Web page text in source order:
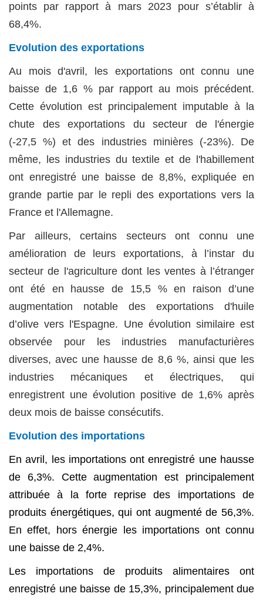
points par rapport à mars 2023 pour s’établir à
68,4%.
Evolution des exportations
Au mois d'avril, les exportations ont connu une
baisse de 1,6 % par rapport au mois précédent.
Cette évolution est principalement imputable à la
chute des exportations du secteur de l'énergie
(-27,5 %) et des industries minières (-23%). De
même, les industries du textile et de l'habillement
ont enregistré une baisse de 8,8%, expliquée en
grande partie par le repli des exportations vers la
France et l'Allemagne.
Par ailleurs, certains secteurs ont connu une
amélioration de leurs exportations, à l’instar du
secteur de l'agriculture dont les ventes à l’étranger
ont été en hausse de 15,5 % en raison d’une
augmentation notable des exportations d'huile
d’olive vers l'Espagne. Une évolution similaire est
observée pour les industries manufacturières
diverses, avec une hausse de 8,6 %, ainsi que les
industries mécaniques et électriques, qui
enregistrent une évolution positive de 1,6% après
deux mois de baisse consécutifs.
Evolution des importations
En avril, les importations ont enregistré une hausse
de 6,3%. Cette augmentation est principalement
attribuée à la forte reprise des importations de
produits énergétiques, qui ont augmenté de 56,3%.
En effet, hors énergie les importations ont connu
une baisse de 2,4%.
Les importations de produits alimentaires ont
enregistré une baisse de 15,3%, principalement due